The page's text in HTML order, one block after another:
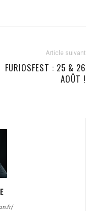
Article suivant
FURIOSFEST : 25 & 26
AOÛT !